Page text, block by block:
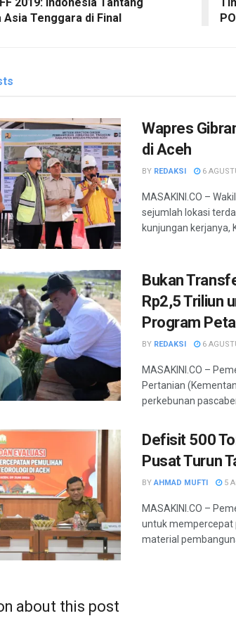
Asia Tenggara di Final
Wapres
di Aceh
BY REDAKSI 6
MASAKINI.CO –
sejumlah lokasi
kunjungan kerjanya,
Bukan
Rp2,5 Triliun
Program
BY REDAKSI 6
MASAKINI.CO –
Pertanian
perkebunan
Defisit 500
Pusat Turun
BY AHMAD MUFTI 5
MASAKINI.CO –
untuk mempercepat
material
about this post